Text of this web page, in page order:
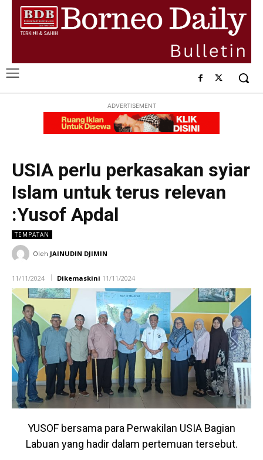
ADVERTISEMENT
USIA perlu perkasakan syiar
Islam untuk terus relevan
:Yusof Apdal
TEMPATAN
Oleh JAINUDIN DJIMIN
11/11/2024 Dikemaskini 11/11/2024
YUSOF bersama para Perwakilan USIA Bagian
Labuan yang hadir dalam pertemuan tersebut.